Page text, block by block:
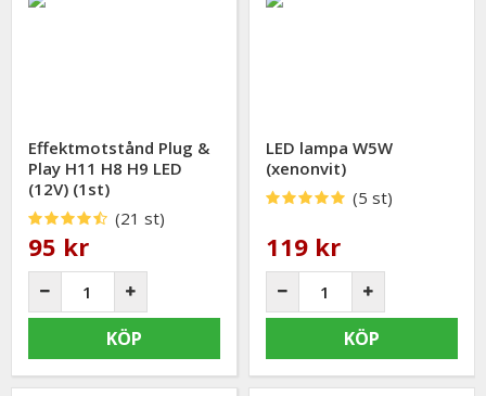
Effektmotstånd Plug &
Play H11 H8 H9 LED
(12V) (1st)
(21 st)
95 kr
KÖP
LED lampa W5W
(xenonvit)
(5 st)
119 kr
KÖP